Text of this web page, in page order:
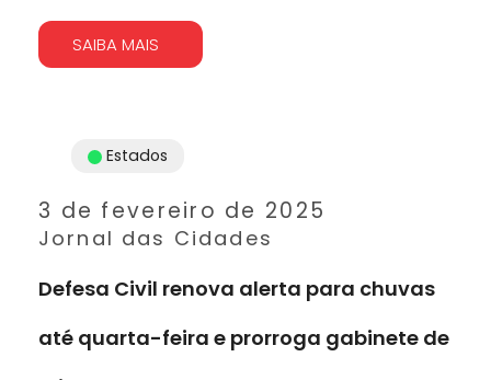
SAIBA MAIS
3 de fevereiro de 2025
Jornal das Cidades
Estados
Defesa Civil renova alerta para chuvas
até quarta-feira e prorroga gabinete de